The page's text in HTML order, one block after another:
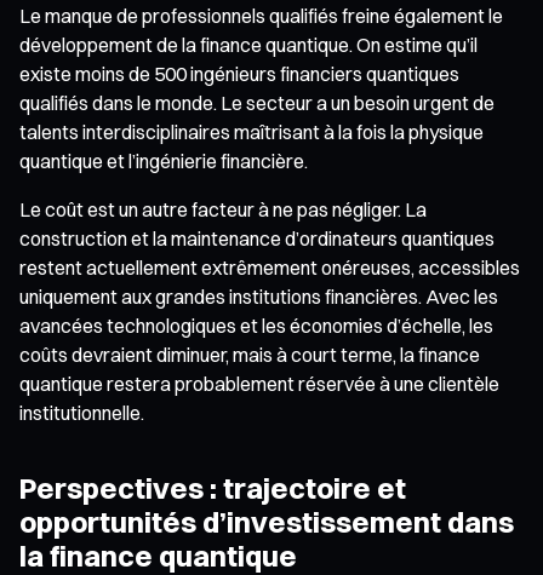
Le manque de professionnels qualifiés freine également le
développement de la finance quantique. On estime qu’il
existe moins de 500 ingénieurs financiers quantiques
qualifiés dans le monde. Le secteur a un besoin urgent de
talents interdisciplinaires maîtrisant à la fois la physique
quantique et l’ingénierie financière.
Le coût est un autre facteur à ne pas négliger. La
construction et la maintenance d’ordinateurs quantiques
restent actuellement extrêmement onéreuses, accessibles
uniquement aux grandes institutions financières. Avec les
avancées technologiques et les économies d’échelle, les
coûts devraient diminuer, mais à court terme, la finance
quantique restera probablement réservée à une clientèle
institutionnelle.
Perspectives : trajectoire et
opportunités d’investissement dans
la finance quantique